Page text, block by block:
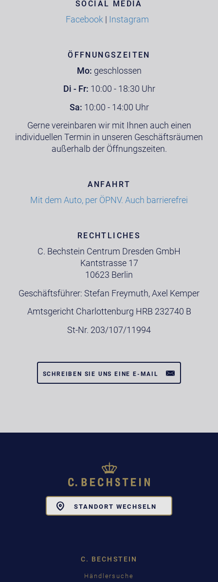
SOCIAL MEDIA
Facebook | Instagram
ÖFFNUNGSZEITEN
Mo: geschlossen
Di - Fr: 10:00 - 18:30 Uhr
Sa: 10:00 - 14:00 Uhr
Gerne vereinbaren wir mit Ihnen auch einen
individuellen Termin in unseren Geschäftsräumen
außerhalb der Öffnungszeiten.
ANFAHRT
Mit dem Auto, per ÖPNV. Auch barrierefrei
RECHTLICHES
C. Bechstein Centrum Dresden GmbH
Kantstrasse 17
10623 Berlin
Geschäftsführer: Stefan Freymuth, Axel Kemper
Amtsgericht Charlottenburg HRB 232740 B
St-Nr. 203/107/11994
SCHREIBEN SIE UNS EINE E-MAIL
STANDORT WECHSELN
C. BECHSTEIN
Händlersuche